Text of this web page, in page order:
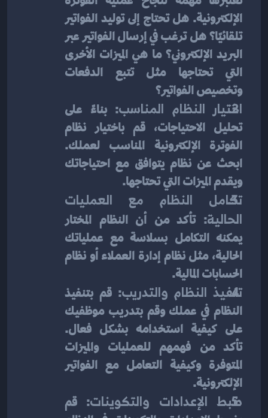
الإلكترونية. هل تحتاج إلى توليد الفواتير
تلقائيًا؟ هل ترغب في إرسال الفواتير عبر
وتخصيص الفواتير؟
اختيار النظام المناسب
ويقدم الميزات التي تحتاجها.
الحالية
: تأكد من أن النظام المختار
الحسابات المالية.
تنفيذ النظام والتدريب : قم بتنفيذ
المتوفرة وكيفية التعامل مع الفواتير
الإلكترونية.
ضبط الإعدادات والتكوينات